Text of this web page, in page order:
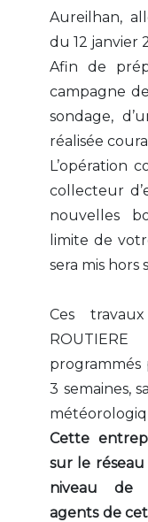
Aureilhan,
du 12 janvier
Afin de
campagne
sondage,
réalisée
L’opération
collecteur
nouvelles
limite de
sera mis hors
Ces
3 semaines,
Cette
sur le
niveau de
agents de